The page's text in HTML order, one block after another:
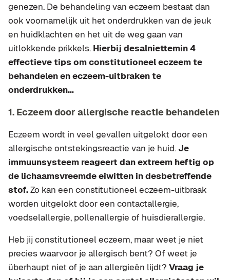
genezen. De behandeling van eczeem bestaat dan
ook voornamelijk uit het onderdrukken van de jeuk
en huidklachten en het uit de weg gaan van
uitlokkende prikkels. Hierbij desalniettemin 4
effectieve tips om constitutioneel eczeem te
behandelen en eczeem-uitbraken te
onderdrukken…
1. Eczeem door allergische reactie behandelen
Eczeem wordt in veel gevallen uitgelokt door een
allergische ontstekingsreactie van je huid. Je
immuunsysteem reageert dan extreem heftig op
de lichaamsvreemde eiwitten in desbetreffende
stof.Zo kan een constitutioneel eczeem-uitbraak
worden uitgelokt door een contactallergie,
voedselallergie, pollenallergie of huisdierallergie.
Heb jij constitutioneel eczeem, maar weet je niet
precies waarvoor je allergisch bent? Of weet je
überhaupt niet of je aan allergieën lijdt? Vraag je